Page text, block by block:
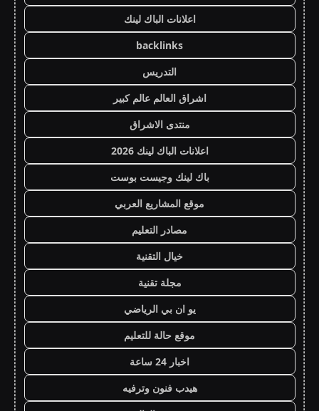
اعلانات الباك لينك
backlinks
التدريس
اشراق العالم عالم كبير
منتدى الاشراق
اعلانات الباك لينك 2026
باك لينك وجيست بوست
موقع المشاريع العربي
مصادر التعليم
خيال التقنية
مجلة تقنية
يو ان بي الرياضي
موقع حالة للتعليم
اخبار 24 ساعة
هيدب فنون وترفيه